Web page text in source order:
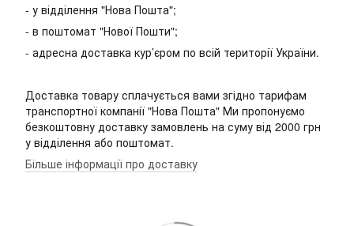
- у відділення "Нова Пошта";
- в поштомат "Нової Пошти";
- адресна доставка кур’єром по всій території України.
Доставка товару сплачується вами згідно тарифам
транспортної компанії "Нова Пошта" Ми пропонуємо
безкоштовну доставку замовлень на суму від 2000 грн
у відділення або поштомат.
Більше інформації про доставку